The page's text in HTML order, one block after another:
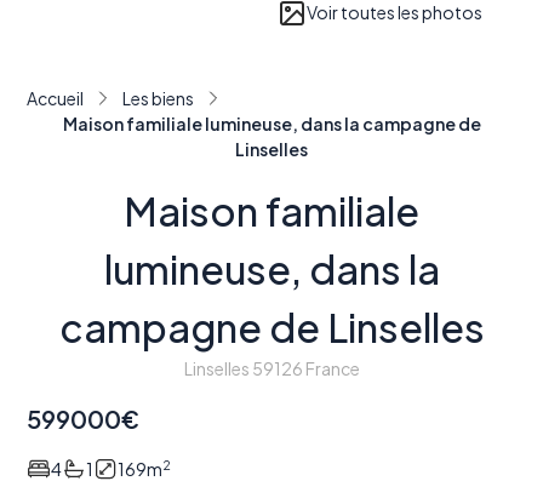
Voir toutes les photos
Accueil
Les biens
Maison familiale lumineuse, dans la campagne de
Linselles
Maison familiale
lumineuse, dans la
campagne de Linselles
Linselles 59126 France
599000€
4 1 169m2